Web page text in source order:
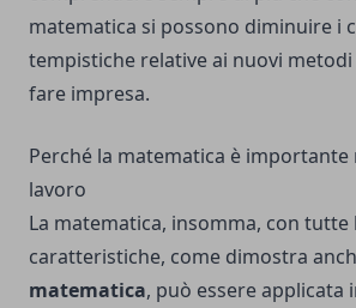
matematica si possono diminuire i
tempistiche relative ai nuovi
fare impresa.
Perché la matematica è importante
lavoro
La matematica, insomma, con tutte
caratteristiche, come dimostra
matematica, può essere applicata